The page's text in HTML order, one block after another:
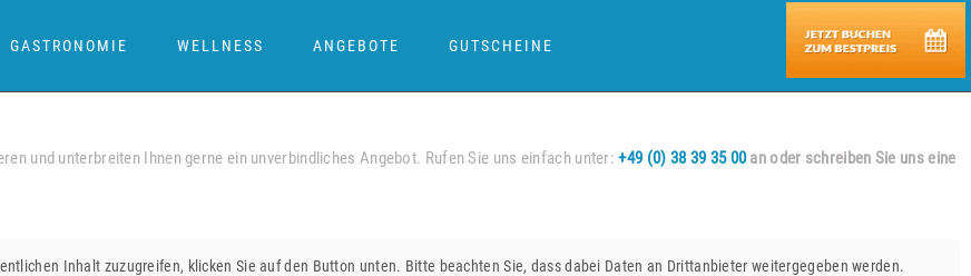
GASTRONOMIE WELLNESS ANGEBOTE GUTSCHEINE
und unterbreiten Ihnen gerne ein unverbindliches Angebot. Rufen Sie uns einfach unter:+49 (0) 38 39 35 00an oder schreiben Sie uns eine
Inhalt zuzugreifen, klicken Sie auf den Button unten. Bitte beachten Sie, dass dabei Daten an Drittanbieter weitergegeben werden.